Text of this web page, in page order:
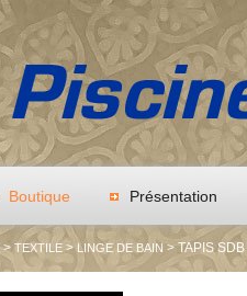
Boutique Présentation
> TEXTILE > LINGE DE BAIN > TAPIS